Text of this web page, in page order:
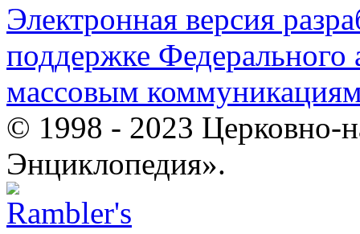
Электронная версия
поддержке Федерального
массовым
© 1998 - 2023 Церковно-
Энциклопедия».